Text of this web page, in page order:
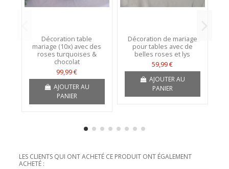
Décoration table
mariage (10x) avec des
roses turquoises &
chocolat
99,99 €
AJOUTER AU
PANIER
Décoration de mariage
pour tables avec de
belles roses et lys
59,99 €
AJOUTER AU
PANIER
LES CLIENTS QUI ONT ACHETÉ CE PRODUIT ONT ÉGALEMENT
ACHETÉ :